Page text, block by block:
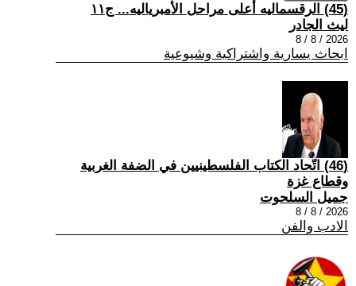
(45) الرقسماليه أعلى مراحل الأمبرياليه... ج١١
ليث الجادر
2026 / 8 / 8
ابحاث يسارية واشتراكية وشيوعية
(46) اتّحاد الكتاب الفلسطينيين في الضفة الغربية
وقطاع غزة
جميل السلحوت
2026 / 8 / 8
الادب والفن